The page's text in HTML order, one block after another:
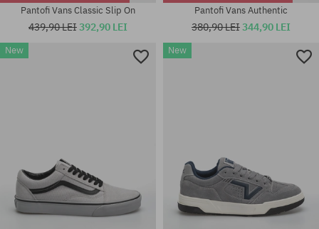
Pantofi Vans Classic Slip On
439,90 LEI392,90 LEI
Pantofi Vans Authentic
380,90 LEI344,90 LEI
New New